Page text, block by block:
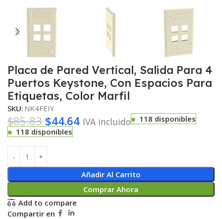
Placa de Pared Vertical, Salida Para 4
Puertos Keystone, Con Espacios Para
Etiquetas, Color Marfil
SKU: NK4FEIY
$85.83 $44.64 IVA incluido
118 disponibles
118 disponibles
Añadir Al Carrito
Comprar Ahora
Add to compare
Compartir en